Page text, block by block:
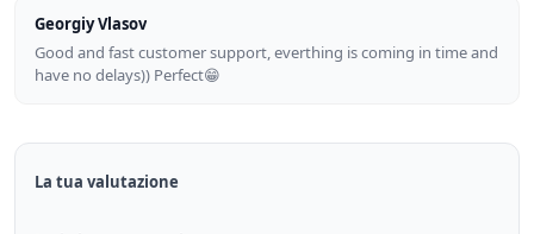
Georgiy Vlasov
Good and fast customer support, everthing is coming in time and
have no delays)) Perfect😁
La tua valutazione